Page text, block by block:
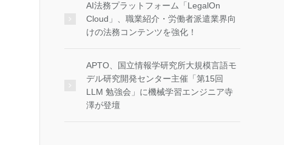
AI法務プラットフォーム「LegalOn
Cloud」、職業紹介・労働者派遣業界向
けの法務コンテンツを強化！
APTO、国立情報学研究所大規模言語モ
デル研究開発センター主催「第15回
LLM 勉強会」に機械学習エンジニア寺
澤が登壇